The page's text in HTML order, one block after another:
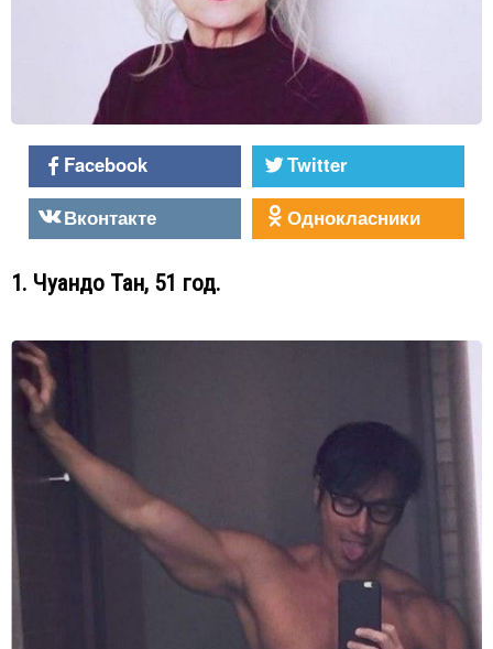
Facebook
Twitter
Вконтакте
Однокласники
1. Чуандо Тан, 51 год.